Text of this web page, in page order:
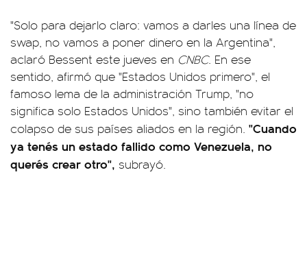
"Solo para dejarlo claro: vamos a darles una línea de
swap, no vamos a poner dinero en la Argentina",
aclaró Bessent este jueves en CNBC. En ese
sentido, afirmó que "Estados Unidos primero", el
famoso lema de la administración Trump, "no
significa solo Estados Unidos", sino también evitar el
colapso de sus países aliados en la región. "Cuando
ya tenés un estado fallido como Venezuela, no
querés crear otro", subrayó.